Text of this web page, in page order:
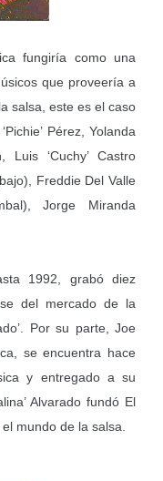
fungiría como una
que proveería a
salsa, este es el caso
Pérez, Yolanda
Luis ‘Cuchy’ Castro
Freddie Del Valle
Jorge Miranda
1992, grabó diez
del mercado de la
Por su parte, Joe
se encuentra hace
y entregado a su
Alvarado fundó El
mundo de la salsa.